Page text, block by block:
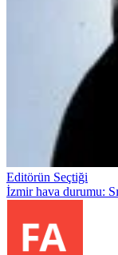
Editörün Seçtiği
İzmir hava durumu: